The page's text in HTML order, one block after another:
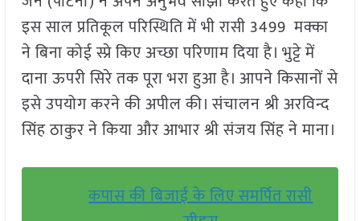
इस साल प्रतिकूल परिस्थिति में भी रासी 3499 मक्का
ने बिना कोई स्प्रे किए अच्छा परिणाम दिया है। भुट्टे में
दाना ऊपरी सिरे तक पूरा भरा हुआ है। आपने किसानों से
इसे उपयोग करने की अपील की। संचालन श्री अरविन्द
सिंह ठाकुर ने किया और आभार श्री संजय सिंह ने माना।
कपास की बिजाई के लिए समर्पित रासी